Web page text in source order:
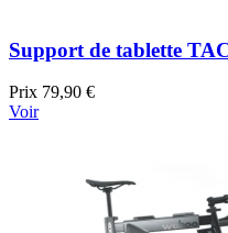
Support de tablette
Prix 79,90 €
Voir